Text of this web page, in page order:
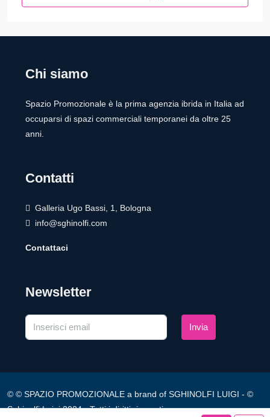
Chi siamo
Spazio Promozionale è la prima agenzia ibrida in Italia ad
occuparsi di spazi commerciali temporanei da oltre 25
anni.
Contatti
Galleria Ugo Bassi, 1, Bologna
info@sghinolfi.com
Contattaci
Newsletter
Invia
© © SPAZIO PROMOZIONALE a brand of SGHINOLFI LUIGI - ©
Sghinolfi Luigi 2024 - Tutti i diritti riservati